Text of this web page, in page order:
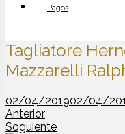
Pagos
Tagliatore
Mazzarelli
02/04/201902/04/
Anterior
Soguiente